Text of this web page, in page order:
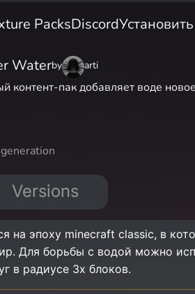
PacksDiscord
Waterby arti
контент-пак добавляет воде
generation
Versions
на эпоху minecraft classic, в
Для борьбы с водой можно
в радиусе 3х блоков.